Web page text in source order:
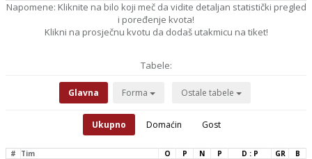
Napomene: Kliknite na bilo koji meč da vidite detaljan statistički pregled
i poređenje kvota!
Klikni na prosječnu kvotu da dodaš utakmicu na tiket!
Tabele:
Glavna Forma Ostale tabele
Ukupno Domaćin Gost
# Tim O P N P D : P GR B